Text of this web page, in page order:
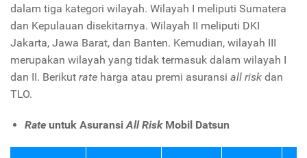
dalam tiga kategori wilayah. Wilayah I meliputi Sumatera
dan Kepulauan disekitarnya. Wilayah II meliputi DKI
Jakarta, Jawa Barat, dan Banten. Kemudian, wilayah III
merupakan wilayah yang tidak termasuk dalam wilayah I
dan II. Berikut rate harga atau premi asuransi all risk dan
TLO.
Rate untuk AsuransiAll Risk Mobil Datsun